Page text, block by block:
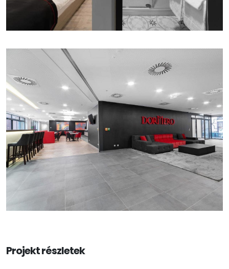
Projekt részletek